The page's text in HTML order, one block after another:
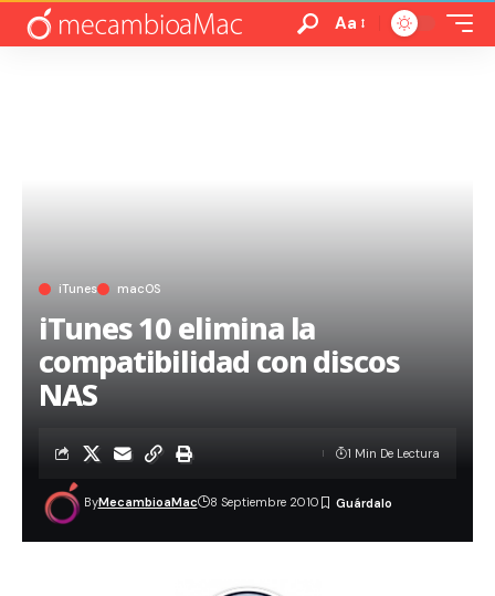
Aa
iTunes macOS
iTunes 10 elimina la
compatibilidad con discos
NAS
ByMecambioaMac 8 Septiembre 2010
1 Min De Lectura